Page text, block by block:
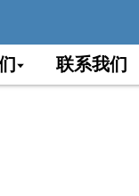
联系我们